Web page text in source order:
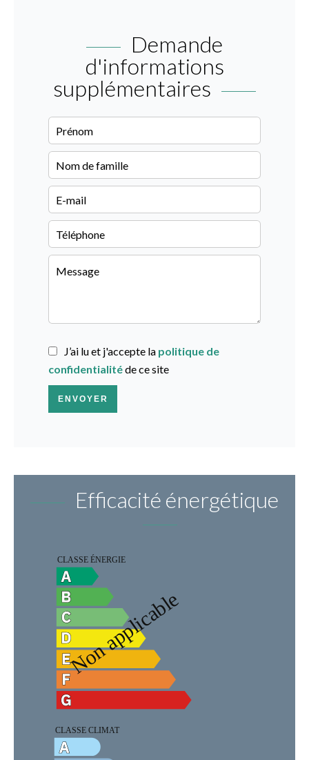
Demande
d'informations
supplémentaires
J’ai lu et j'accepte la politique de
confidentialitéde ce site
ENVOYER
Efficacité énergétique